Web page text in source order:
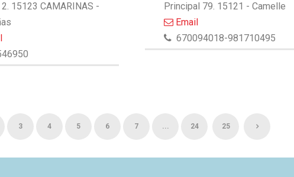
15123 CAMARINAS -
Principal 79. 15121 - Camelle
Email
670094018-981710495
3 4 5 6 7 ... 24 25